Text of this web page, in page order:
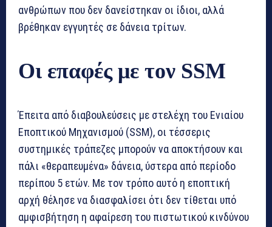
ανθρώπων που δεν δανείστηκαν οι ίδιοι, αλλά
βρέθηκαν εγγυητές σε δάνεια τρίτων.
Οι επαφές με τον SSM
Έπειτα από διαβουλεύσεις με στελέχη του Ενιαίου
Εποπτικού Μηχανισμού (SSM), οι τέσσερις
συστημικές τράπεζες μπορούν να αποκτήσουν και
πάλι «θεραπευμένα» δάνεια, ύστερα από περίοδο
περίπου 5 ετών. Με τον τρόπο αυτό η εποπτική
αρχή θέλησε να διασφαλίσει ότι δεν τίθεται υπό
αμφισβήτηση η αφαίρεση του πιστωτικού κινδύνου